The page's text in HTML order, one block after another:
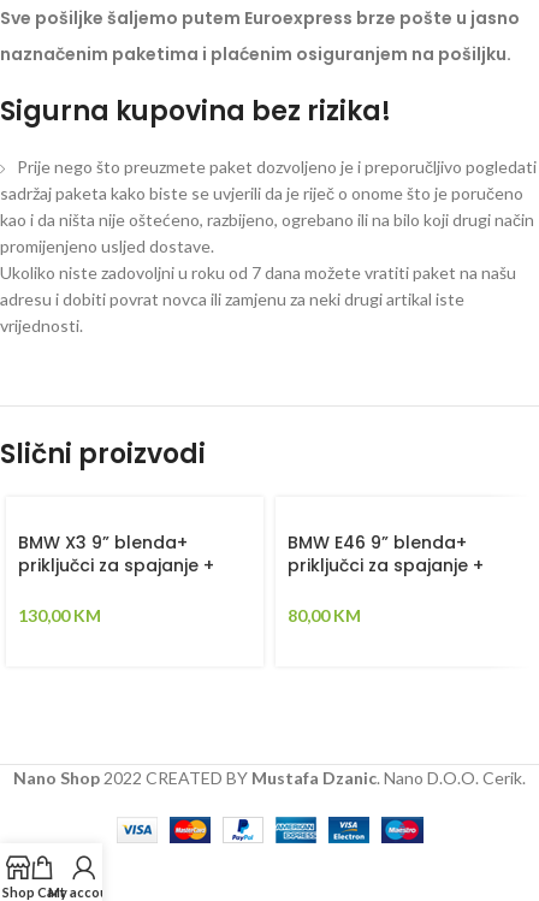
Sve pošiljke šaljemo putem Euroexpress brze pošte u jasno
naznačenim paketima i plaćenim osiguranjem na pošiljku.
Sigurna kupovina bez rizika!
Prije nego što preuzmete paket dozvoljeno je i preporučljivo pogledati
sadržaj paketa kako biste se uvjerili da je riječ o onome što je poručeno
kao i da ništa nije oštećeno, razbijeno, ogrebano ili na bilo koji drugi način
promijenjeno usljed dostave.
Ukoliko niste zadovoljni u roku od 7 dana možete vratiti paket na našu
adresu i dobiti povrat novca ili zamjenu za neki drugi artikal iste
vrijednosti.
Slični proizvodi
BMW X3 9” blenda+
priključci za spajanje +
130,00KM
BMW E46 9” blenda+
priključci za spajanje +
80,00KM
Nano Shop 2022 CREATED BY Mustafa Dzanic. Nano D.O.O. Cerik.
Shop Cart
My account